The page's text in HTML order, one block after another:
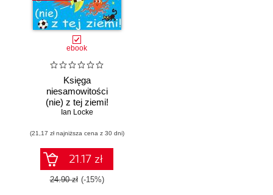
ebook
Księga
niesamowitości
(nie) z tej ziemi!
Księga faktów
niezwykłych
Ian Locke
(21,17 zł najniższa cena z 30 dni)
21.17 zł
24.90 zł (-15%)